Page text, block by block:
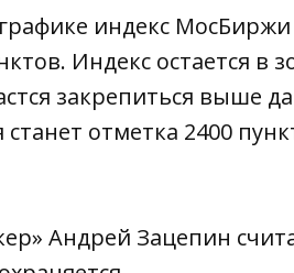
индекс МосБиржи
Индекс остается в
закрепиться выше
отметка 2400
Андрей Зацепин